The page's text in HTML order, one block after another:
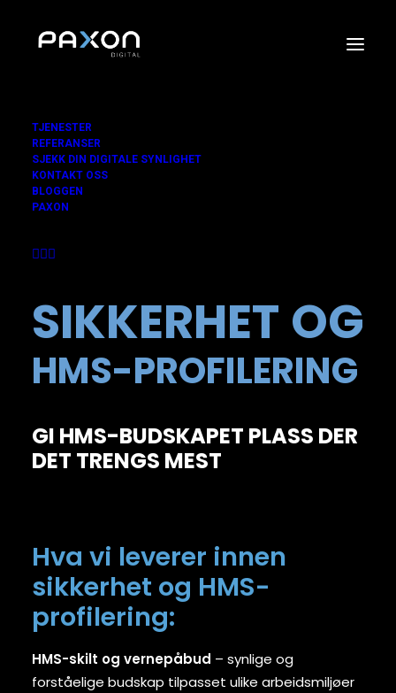
TJENESTER
REFERANSER
SJEKK DIN DIGITALE SYNLIGHET
KONTAKT OSS
BLOGGEN
PAXON
SIKKERHET OG
HMS-PROFILERING
GI HMS-BUDSKAPET PLASS DER
DET TRENGS MEST
Hva vi leverer innen
sikkerhet og HMS-
profilering:
HMS-skilt og vernepåbud – synlige og
forståelige budskap tilpasset ulike arbeidsmiljøer